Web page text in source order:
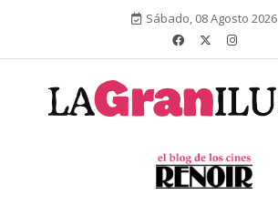
Sábado, 08 Agosto 2026